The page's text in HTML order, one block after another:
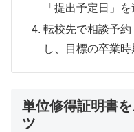
「提出予定日」
転校先で相談予約
し、目標の卒業
単位修得証明書
ツ